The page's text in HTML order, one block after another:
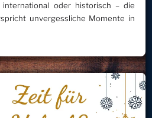
oder historisch – die
unvergessliche Momente in